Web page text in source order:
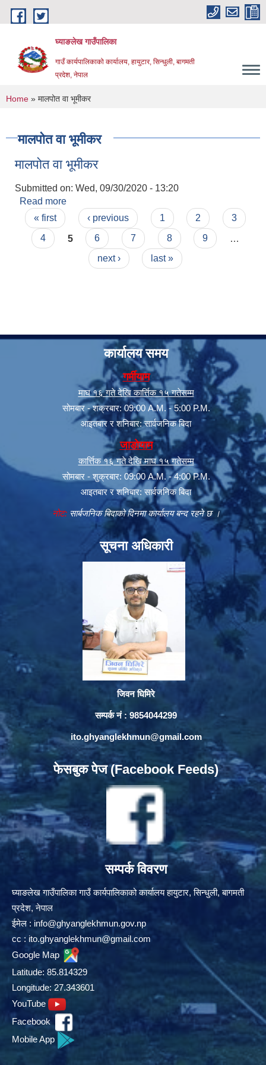
Skip to main content
घ्याङलेख गाउँपालिका
गाउँ कार्यपालिकाको कार्यालय, हायुटार, सिन्धुली, बागमती
प्रदेश, नेपाल
You are here
Home » मालपोत वा भूमीकर
मालपोत वा भूमीकर
मालपोत वा भूमीकर
Submitted on: Wed, 09/30/2020 - 13:20
Read more
Pages
« first ‹ previous 1 2
3
4
5 6 7 8 9
next ›
last »
कार्यालय समय
गर्मीयाम
माघ १६ गते देखि कार्त्तिक १५ गतेसम्म
सोमबार - शक्रबार: 09:00 A.M. - 5:00 P.M.
आइतबार र शनिबार: सार्वजनिक बिदा
जाडोयाम
कार्त्तिक १६ गते देखि माघ १५ गतेसम्म
सोमबार - शुक्रबार: 09:00 A.M. - 4:00 P.M.
आइतबार र शनिबार: सार्वजनिक बिदा
नोट:सार्बजनिक बिदाको दिनमा कार्यालय बन्द रहने छ ।
सूचना अधिकारी
जिवन घिमिरे
सम्पर्क नं : 9854044299
ito.ghyanglekhmun@gmail.com
फेसबुक पेज (Facebook Feeds)
सम्पर्क विवरण
घ्याङलेख गाउँपालिका गाउँ कार्यपालिकाको कार्यालय हायुटार, सिन्धुली, बागमती
प्रदेश, नेपाल
ईमेल : info@ghyanglekhmun.gov.np
cc : ito.ghyanglekhmun@gmail.com
Google Map
Latitude: 85.814329
Longitude: 27.343601
YouTube
Facebook
Mobile App